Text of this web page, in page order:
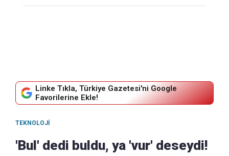
Linke Tıkla, Türkiye Gazetesi'ni Google
Favorilerine Ekle!
TEKNOLOJI
'Bul' dedi buldu, ya 'vur' deseydi!